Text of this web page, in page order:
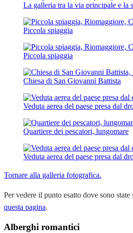
La galleria tra la via principale e la
Piccola spiaggia
Piccola spiaggia
Chiesa di San Giovanni Battista
Veduta aerea del paese presa dal
Quartiere dei pescatori, lungomare
Veduta aerea del paese presa dal
Tornare alla galleria fotografica.
Per vedere il punto esatto dove sono
questa pagina.
Alberghi romantici